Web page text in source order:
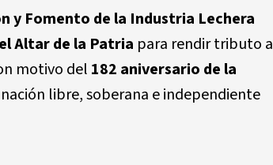
y Fomento de la Industria Lechera
Altar de la Patria para rendir tributo a
motivo del 182 aniversario de la
libre, soberana e independiente